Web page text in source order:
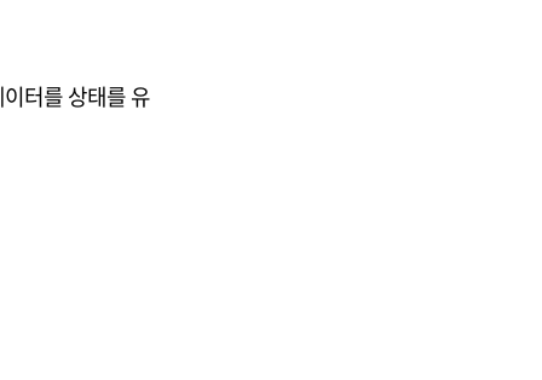
터를 상태를 유